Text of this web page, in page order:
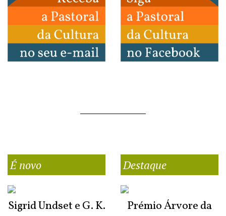
É novo
Sigrid Undset e G. K.
Destaque
Prémio Árvore da